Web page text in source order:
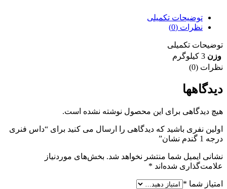
توضیحات تکمیلی
نظرات (0)
توضیحات تکمیلی
وزن 3 کیلوگرم
نظرات (0)
دیدگاهها
هیچ دیدگاهی برای این محصول نوشته نشده است.
اولین نفری باشید که دیدگاهی را ارسال می کنید برای “داس فنری
درجه 1 گندم نشان”
نشانی ایمیل شما منتشر نخواهد شد. بخش‌های موردنیاز
علامت‌گذاری شده‌اند *
امتیاز شما *